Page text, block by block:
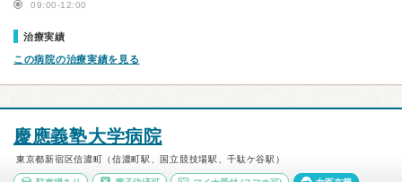
09:00-12:00
治療実績
この病院の治療実績を見る
慶應義塾大学病院
東京都新宿区信濃町（信濃町駅、国立競技場駅、千駄ケ谷駅）